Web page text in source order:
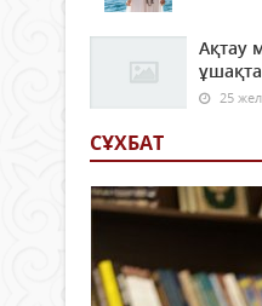
Ақтау
25
СҰХБАТ